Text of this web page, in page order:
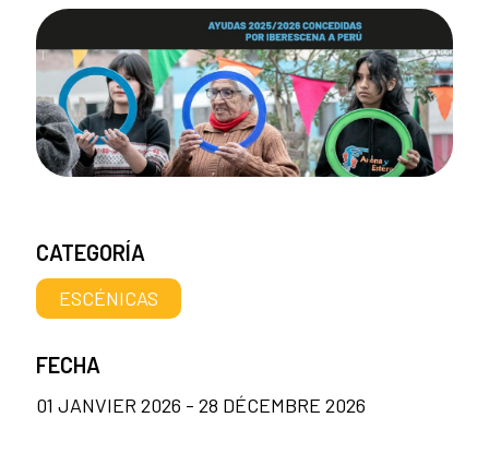
CATEGORÍA
ESCÉNICAS
FECHA
01 JANVIER 2026 - 28 DÉCEMBRE 2026